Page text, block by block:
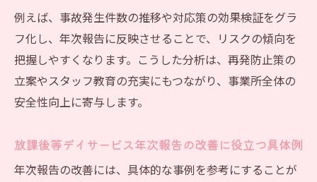
例えば、事故発生件数の推移や対応策の効果検証をグラ
フ化し、年次報告に反映させることで、リスクの傾向を
把握しやすくなります。こうした分析は、再発防止策の
立案やスタッフ教育の充実にもつながり、事業所全体の
安全性向上に寄与します。
放課後等デイサービス年次報告の改善に役立つ具体例
年次報告の改善には、具体的な事例を参考にすることが